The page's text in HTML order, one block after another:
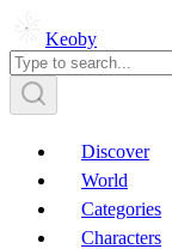
Keoby
Discover
World
Categories
Characters